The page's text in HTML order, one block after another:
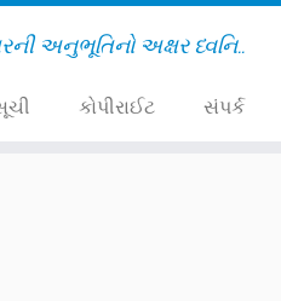
અનુભૂતિનો અક્ષર ધ્વનિ..
કોપીરાઈટ સંપર્ક